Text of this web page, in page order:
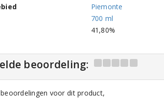
Piemonte
700 ml
41,80%
beoordeling:
voor dit product,